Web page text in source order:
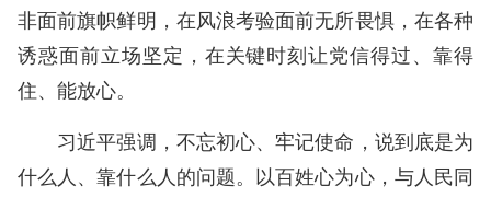
非面前旗帜鲜明，在风浪考验面前无所畏惧，在各种
诱惑面前立场坚定，在关键时刻让党信得过、靠得
住、能放心。
习近平强调，不忘初心、牢记使命，说到底是为
什么人、靠什么人的问题。以百姓心为心，与人民同